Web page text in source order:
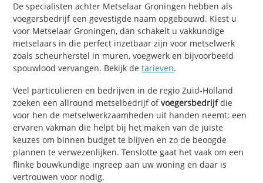
De specialisten achter Metselaar Groningen hebben als
voegersbedrijf een gevestigde naam opgebouwd. Kiest u
voor Metselaar Groningen, dan schakelt u vakkundige
metselaars in die perfect inzetbaar zijn voor metselwerk
zoals scheurherstel in muren, voegwerk en bijvoorbeeld
spouwlood vervangen. Bekijk detarieven.
Veel particulieren en bedrijven in de regio Zuid-Holland
zoeken een allround metselbedrijf ofvoegersbedrijfdie
voor hen de metselwerkzaamheden uit handen neemt; een
ervaren vakman die helpt bij het maken van de juiste
keuzes om binnen budget te blijven en zo de beoogde
plannen te verwezenlijken. Tenslotte gaat het vaak om een
flinke bouwkundige ingreep aan uw woning en daar is
vertrouwen voor nodig.